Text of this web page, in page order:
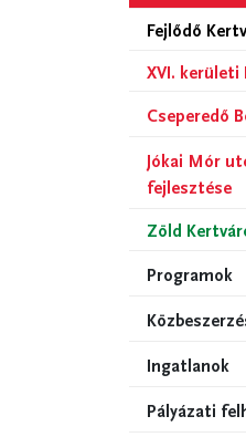
Fejlődő
XVI.
Cseperedő
Jókai Mór
fejlesztése
Zöld
Programok
Ingatlanok
Pályázati